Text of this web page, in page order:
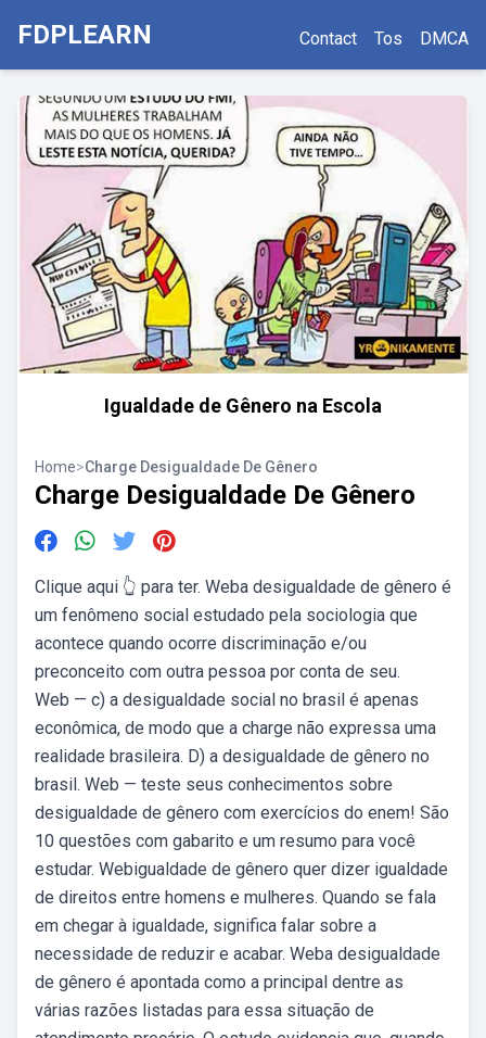
FDPLEARN Contact Tos DMCA
Igualdade de Gênero na Escola
Home>Charge Desigualdade De Gênero
Charge Desigualdade De Gênero
Clique aqui 👆 para ter. Weba desigualdade de gênero é
um fenômeno social estudado pela sociologia que
acontece quando ocorre discriminação e/ou
preconceito com outra pessoa por conta de seu.
Web — c) a desigualdade social no brasil é apenas
econômica, de modo que a charge não expressa uma
realidade brasileira. D) a desigualdade de gênero no
brasil. Web — teste seus conhecimentos sobre
desigualdade de gênero com exercícios do enem! São
10 questões com gabarito e um resumo para você
estudar. Webigualdade de gênero quer dizer igualdade
de direitos entre homens e mulheres. Quando se fala
em chegar à igualdade, significa falar sobre a
necessidade de reduzir e acabar. Weba desigualdade
de gênero é apontada como a principal dentre as
várias razões listadas para essa situação de